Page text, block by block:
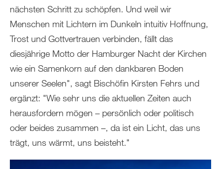
nächsten Schritt zu schöpfen. Und weil wir
Menschen mit Lichtern im Dunkeln intuitiv Hoffnung,
Trost und Gottvertrauen verbinden, fällt das
diesjährige Motto der Hamburger Nacht der Kirchen
wie ein Samenkorn auf den dankbaren Boden
unserer Seelen", sagt Bischöfin Kirsten Fehrs und
ergänzt: "Wie sehr uns die aktuellen Zeiten auch
herausfordern mögen – persönlich oder politisch
oder beides zusammen –, da ist ein Licht, das uns
trägt, uns wärmt, uns beisteht."